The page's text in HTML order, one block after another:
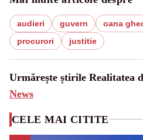
audieri guvern oana
procurori
justitie
Urmărește știrile Realitatea
News
CELE MAI CITITE